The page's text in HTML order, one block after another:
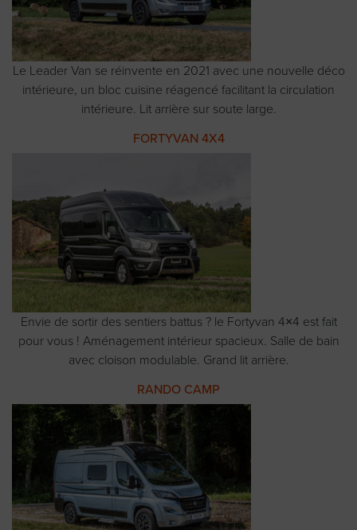
Le Leader Van se réinvente en 2021 avec une nouvelle déco
intérieure, un bloc cuisine réagencé facilitant la circulation
intérieure. Lit arrière sur soute large.
FORTYVAN 4X4
Envie de sortir des sentiers battus ? le Fortyvan 4×4 est fait
pour vous ! Aménagement intérieur spacieux. Salle de bain
avec cloison modulable. Grand lit arrière.
RANDO CAMP